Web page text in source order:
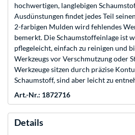
hochwertigen, langlebigen
Ausdünstungen findet jedes Teil
2-farbigen Mulden wird fehlendes
bemerkt. Die Schaumstoffeinlage ist
pflegeleicht, einfach zu reinigen und
Werkzeugs vor Verschmutzung oder
Werkzeuge sitzen durch präzise
Schaumstoff, sind aber leicht zu
Art.-Nr.: 1872716
Details